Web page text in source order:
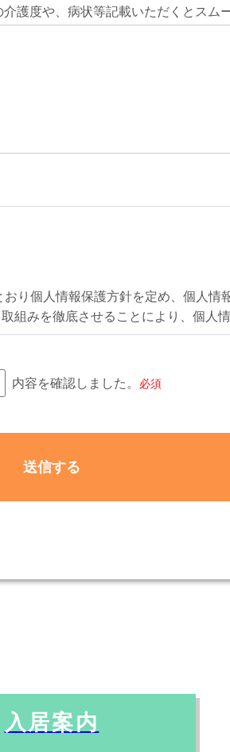
護度や、病状等記載いただくとスム
り個人情報保護方針を定め、個人情
組みを徹底させることにより、個人
テムの維持・管理体制の整備・社員
に当社が業務を委託する業者に対し
内容を確認しました。 必須
入居案内